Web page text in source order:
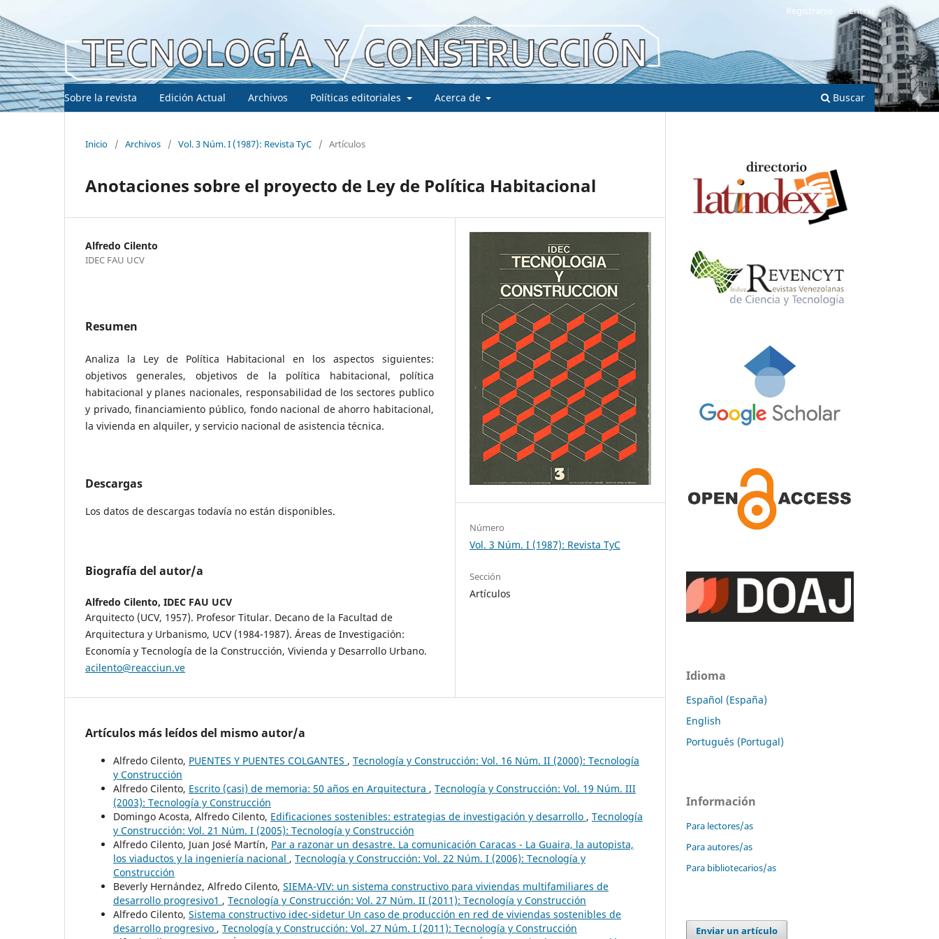
Sobre la revista Edición Actual Archivos Políticas editoriales Acerca de Buscar
Registrarse Entrar
Inicio / Archivos / Vol. 3 Núm. I (1987): Revista TyC / Artículos
Anotaciones sobre el proyecto de Ley de Política Habitacional
Alfredo Cilento
IDEC FAU UCV
Resumen
Analiza la Ley de Política Habitacional en los aspectos siguientes:
objetivos generales, objetivos de la política habitacional, política
habitacional y planes nacionales, responsabilidad de los sectores publico
y privado, financiamiento público, fondo nacional de ahorro habitacional,
la vivienda en alquiler, y servicio nacional de asistencia técnica.
Descargas
Los datos de descargas todavía no están disponibles.
Biografía del autor/a
Alfredo Cilento, IDEC FAU UCV
Arquitecto (UCV, 1957). Profesor Titular. Decano de la Facultad de
Arquitectura y Urbanismo, UCV (1984-1987). Áreas de Investigación:
Economía y Tecnología de la Construcción, Vivienda y Desarrollo Urbano.
acilento@reacciun.ve
Número
Vol. 3 Núm. I (1987): Revista TyC
Sección
Artículos
Artículos más leídos del mismo autor/a
Alfredo Cilento, PUENTES Y PUENTES COLGANTES , Tecnología y Construcción: Vol. 16 Núm. II (2000): Tecnología
y Construcción
Alfredo Cilento, Escrito (casi) de memoria: 50 años en Arquitectura , Tecnología y Construcción: Vol. 19 Núm. III
(2003): Tecnología y Construcción
Domingo Acosta, Alfredo Cilento, Edificaciones sostenibles: estrategias de investigación y desarrollo , Tecnología
y Construcción: Vol. 21 Núm. I (2005): Tecnología y Construcción
Alfredo Cilento, Juan José Martín, Par a razonar un desastre. La comunicación Caracas - La Guaira, la autopista,
los viaductos y la ingeniería nacional , Tecnología y Construcción: Vol. 22 Núm. I (2006): Tecnología y
Construcción
Beverly Hernández, Alfredo Cilento, SIEMA-VIV: un sistema constructivo para viviendas multifamiliares de
desarrollo progresivo1 , Tecnología y Construcción: Vol. 27 Núm. II (2011): Tecnología y Construcción
Alfredo Cilento, Sistema constructivo idec-sidetur Un caso de producción en red de viviendas sostenibles de
desarrollo progresivo , Tecnología y Construcción: Vol. 27 Núm. I (2011): Tecnología y Construcción
Idioma
Español (España)
English
Português (Portugal)
Información
Para lectores/as
Para autores/as
Para bibliotecarios/as
Enviar un artículo